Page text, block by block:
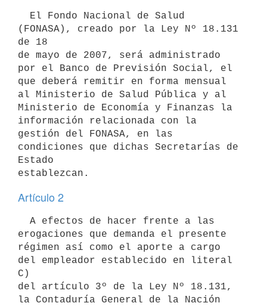
(FONASA), creado por la Ley Nº 18.131
de 18
de mayo de 2007, será administrado
por el Banco de Previsión Social, el
que deberá remitir en forma mensual
al Ministerio de Salud Pública y al
Ministerio de Economía y Finanzas la
información relacionada con la
gestión del FONASA, en las
condiciones que dichas Secretarías de
Estado
Artículo 2
erogaciones que demanda el presente
régimen así como el aporte a cargo
del empleador establecido en literal
C)
del artículo 3º de la Ley Nº 18.131,
la Contaduría General de la Nación